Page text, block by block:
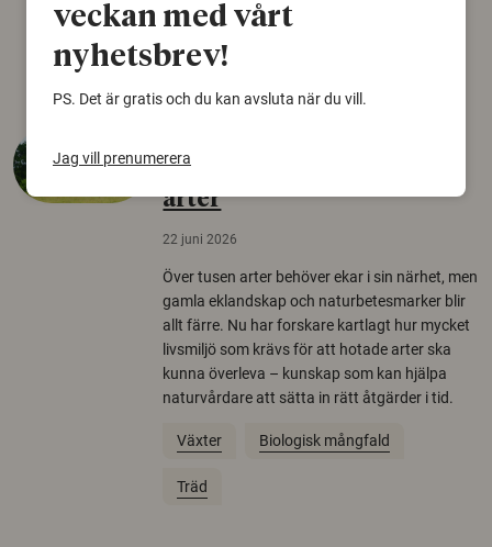
Arkeologi
krävs för att rädda hotade
arter
22 juni 2026
Över tusen arter behöver ekar i sin närhet, men
gamla eklandskap och naturbetesmarker blir
allt färre. Nu har forskare kartlagt hur mycket
livsmiljö som krävs för att hotade arter ska
kunna överleva – kunskap som kan hjälpa
naturvårdare att sätta in rätt åtgärder i tid.
Växter Biologisk mångfald
Träd
veckan med vårt
nyhetsbrev!
PS. Det är gratis och du kan avsluta när du vill.
Jag vill prenumerera